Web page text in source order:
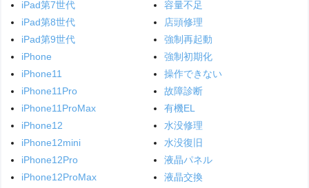
iPad第7世代
iPad第8世代
iPad第9世代
iPhone
iPhone11
iPhone11Pro
iPhone11ProMax
iPhone12
iPhone12mini
iPhone12Pro
iPhone12ProMax
容量不足
店頭修理
強制再起動
強制初期化
操作できない
故障診断
有機EL
水没修理
水没復旧
液晶パネル
液晶交換